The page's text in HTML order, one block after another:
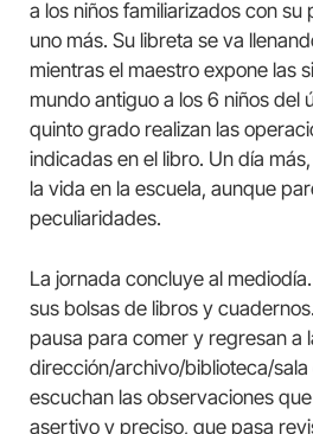
a los niños familiarizados con su
uno más. Su libreta se va
mientras el maestro expone las
mundo antiguo a los 6 niños del
quinto grado realizan las
indicadas en el libro. Un día
la vida en la escuela, aunque
peculiaridades.
La jornada concluye al
sus bolsas de libros y
pausa para comer y regresan a
dirección/archivo/biblioteca/sala
escuchan las observaciones
asertivo y preciso, que pasa